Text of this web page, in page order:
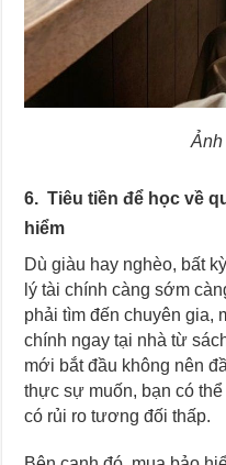
Ảnh
6. Tiêu tiền để học về
hiểm
Dù giàu hay nghèo, bất
lý tài chính càng sớm
phải tìm đến chuyên gia,
chính ngay tại nhà từ
mới bắt đầu không nên
thực sự muốn, bạn có
có rủi ro tương đối thấp.